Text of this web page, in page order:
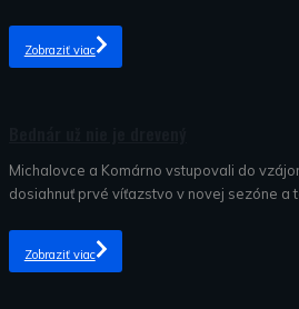
Zobraziť viac
Michalovce a Komárno vstupovali do
dosiahnuť prvé víťazstvo v novej sezóne a
Zobraziť viac